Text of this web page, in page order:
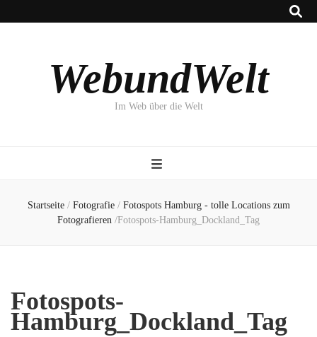
WebundWelt
Im Web über die Welt
Startseite / Fotografie / Fotospots Hamburg - tolle Locations zum
Fotografieren /Fotospots-Hamburg_Dockland_Tag
Fotospots-
Hamburg_Dockland_Tag